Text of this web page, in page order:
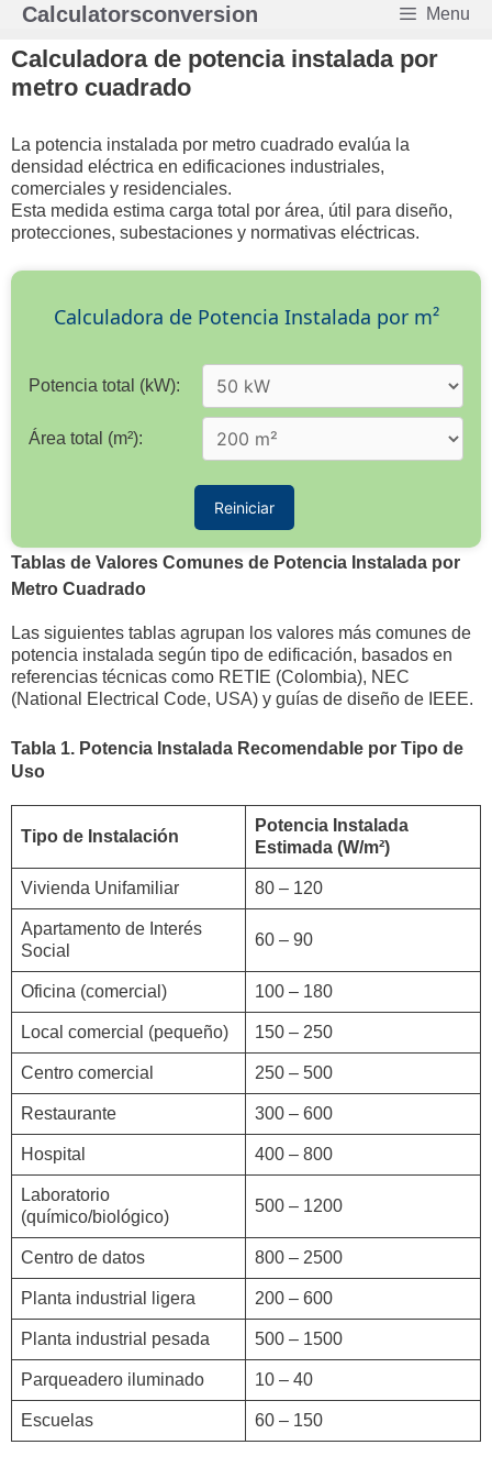
Saltar
contenido
Calculatorsconversion Menu
Calculadora de potencia instalada por
metro cuadrado
La potencia instalada por metro cuadrado evalúa la
densidad eléctrica en edificaciones industriales,
comerciales y residenciales.
Esta medida estima carga total por área, útil para diseño,
protecciones, subestaciones y normativas eléctricas.
Calculadora de Potencia Instalada por m²
Potencia total (kW):
Área total (m²):
Reiniciar
Tablas de Valores Comunes de Potencia Instalada por
Metro Cuadrado
Las siguientes tablas agrupan los valores más comunes de
potencia instalada según tipo de edificación, basados en
referencias técnicas como RETIE (Colombia), NEC
(National Electrical Code, USA) y guías de diseño de IEEE.
Tabla 1. Potencia Instalada Recomendable por Tipo de
Uso
Tipo de Instalación
Potencia Instalada
Estimada (W/m²)
Vivienda Unifamiliar 80 – 120
Apartamento de Interés
Social
60 – 90
Oficina (comercial) 100 – 180
Local comercial (pequeño) 150 – 250
Centro comercial 250 – 500
Restaurante 300 – 600
Hospital 400 – 800
Laboratorio
(químico/biológico)
500 – 1200
Centro de datos 800 – 2500
Planta industrial ligera 200 – 600
Planta industrial pesada 500 – 1500
Parqueadero iluminado 10 – 40
Escuelas 60 – 150